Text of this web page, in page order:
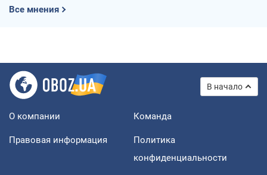
Все мнения
В начало
О компании Команда
Правовая информация
Политика
конфиденциальности